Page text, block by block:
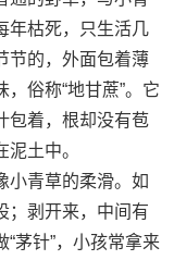
年枯死，只生活几
节的，外面包着薄
俗称“地甘蔗”。它
包着，根却没有苞
土中。
青草的柔滑。如
；剥开来，中间有
茅针”，小孩常拿来